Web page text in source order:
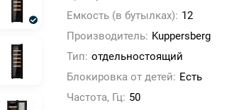
Емкость (в бутылках): 12
Производитель: Kuppersberg
Тип: отдельностоящий
Блокировка от детей: Есть
Частота, Гц: 50